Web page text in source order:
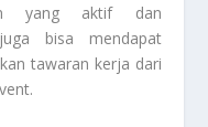
yang aktif dan
bisa mendapat
tawaran kerja dari